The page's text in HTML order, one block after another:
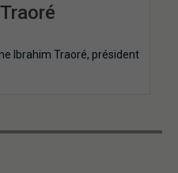
Ibrahim Traoré, président